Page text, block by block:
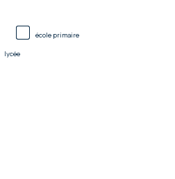
école primaire
lycée